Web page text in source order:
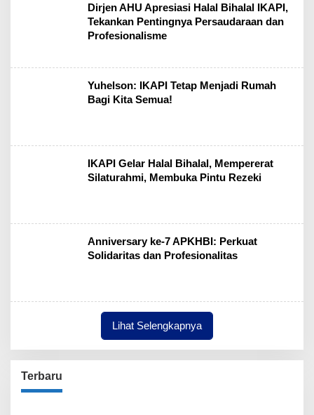
Dirjen AHU Apresiasi Halal Bihalal IKAPI,
Tekankan Pentingnya Persaudaraan dan
Profesionalisme
Yuhelson: IKAPI Tetap Menjadi Rumah
Bagi Kita Semua!
IKAPI Gelar Halal Bihalal, Mempererat
Silaturahmi, Membuka Pintu Rezeki
Anniversary ke-7 APKHBI: Perkuat
Solidaritas dan Profesionalitas
Lihat Selengkapnya
Terbaru